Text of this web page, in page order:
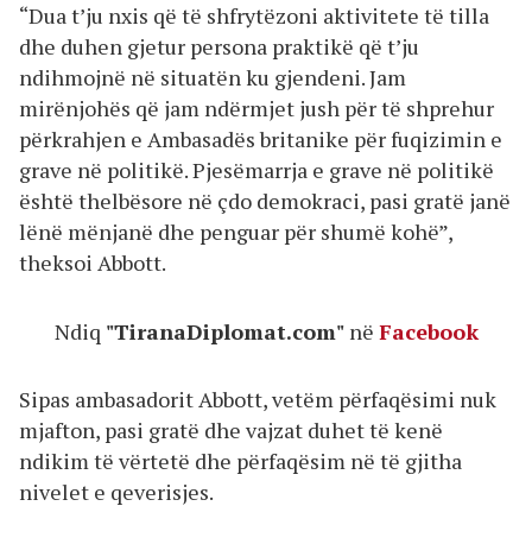
“Dua t’ju nxis që të shfrytëzoni aktivitete të tilla
dhe duhen gjetur persona praktikë që t’ju
ndihmojnë në situatën ku gjendeni. Jam
mirënjohës që jam ndërmjet jush për të shprehur
përkrahjen e Ambasadës britanike për fuqizimin e
grave në politikë. Pjesëmarrja e grave në politikë
është thelbësore në çdo demokraci, pasi gratë janë
lënë mënjanë dhe penguar për shumë kohë”,
theksoi Abbott.
Ndiq "TiranaDiplomat.com" në Facebook
Sipas ambasadorit Abbott, vetëm përfaqësimi nuk
mjafton, pasi gratë dhe vajzat duhet të kenë
ndikim të vërtetë dhe përfaqësim në të gjitha
nivelet e qeverisjes.